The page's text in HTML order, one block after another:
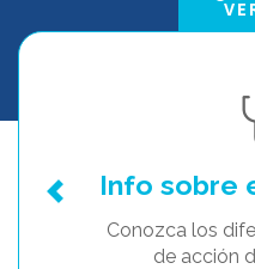
Info sobre
Conozca los
de acción